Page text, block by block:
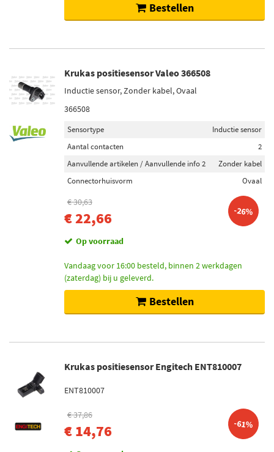
Bestellen
Krukas positiesensor Valeo 366508
Inductie sensor, Zonder kabel, Ovaal
366508
Sensortype
Inductie sensor
Aantal contacten
2
Aanvullende artikelen / Aanvullende info 2
Zonder kabel
Connectorhuisvorm
Ovaal
€ 30,63
€ 22,66 -26%
Op voorraad
Vandaag voor 16:00 besteld, binnen 2 werkdagen
(zaterdag) bij u geleverd.
Bestellen
Krukas positiesensor Engitech ENT810007
ENT810007
€ 37,86
€ 14,76 -61%